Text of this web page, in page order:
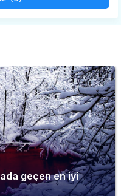
geçen en iyi